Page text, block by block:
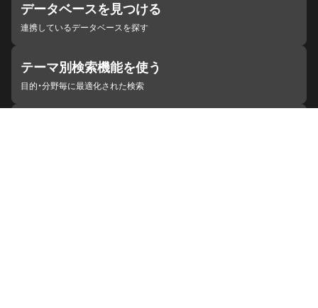
データベースを見つける
連携しているデータベースを探す
テーマ別検索機能を使う
目的・分野毎に最適化された検索